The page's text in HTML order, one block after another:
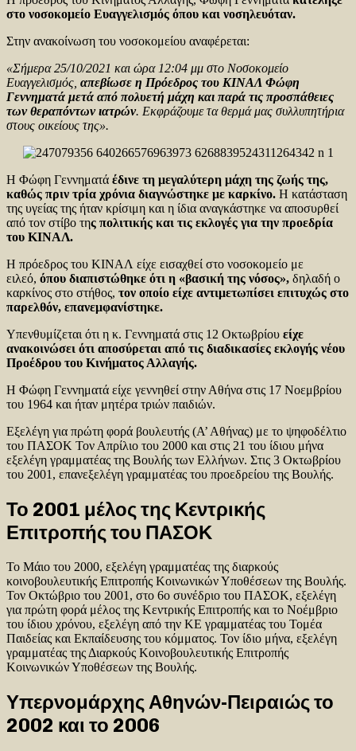
στο νοσοκομείο Ευαγγελισμός όπου και νοσηλευόταν.
Στην ανακοίνωση του νοσοκομείου αναφέρεται:
«Σήμερα 25/10/2021 και ώρα 12:04 μμ στο Νοσοκομείο
Ευαγγελισμός, απεβίωσε η Πρόεδρος του ΚΙΝΑΛ Φώφη
Γεννηματά μετά από πολυετή μάχη και παρά τις προσπάθειες
των θεραπόντων ιατρών. Εκφράζουμε τα θερμά μας συλλυπητήρια
στους οικείους της».
Η Φώφη Γεννηματά έδινε τη μεγαλύτερη μάχη της ζωής της,
καθώς πριν τρία χρόνια διαγνώστηκε με καρκίνο. Η κατάσταση
της υγείας της ήταν κρίσιμη και η ίδια αναγκάστηκε να αποσυρθεί
από τον στίβο της πολιτικής και τις εκλογές για την προεδρία
του ΚΙΝΑΛ.
Η πρόεδρος του ΚΙΝΑΛ είχε εισαχθεί στο νοσοκομείο με
ειλεό, όπου διαπιστώθηκε ότι η «βασική της νόσος», δηλαδή ο
καρκίνος στο στήθος, τον οποίο είχε αντιμετωπίσει επιτυχώς στο
παρελθόν, επανεμφανίστηκε.
Υπενθυμίζεται ότι η κ. Γεννηματά στις 12 Οκτωβρίου είχε
ανακοινώσει ότι αποσύρεται από τις διαδικασίες εκλογής νέου
Προέδρου του Κινήματος Αλλαγής.
Η Φώφη Γεννηματά είχε γεννηθεί στην Αθήνα στις 17 Νοεμβρίου
του 1964 και ήταν μητέρα τριών παιδιών.
Εξελέγη για πρώτη φορά βουλευτής (Α’ Αθήνας) με το ψηφοδέλτιο
του ΠΑΣΟΚ Τον Απρίλιο του 2000 και στις 21 του ίδιου μήνα
εξελέγη γραμματέας της Βουλής των Ελλήνων. Στις 3 Οκτωβρίου
του 2001, επανεξελέγη γραμματέας του προεδρείου της Βουλής.
Το 2001 μέλος της Κεντρικής
Επιτροπής του ΠΑΣΟΚ
Το Μάιο του 2000, εξελέγη γραμματέας της διαρκούς
κοινοβουλευτικής Επιτροπής Κοινωνικών Υποθέσεων της Βουλής.
Τον Οκτώβριο του 2001, στο 6ο συνέδριο του ΠΑΣΟΚ, εξελέγη
για πρώτη φορά μέλος της Κεντρικής Επιτροπής και το Νοέμβριο
του ίδιου χρόνου, εξελέγη από την ΚΕ γραμματέας του Τομέα
Παιδείας και Εκπαίδευσης του κόμματος. Τον ίδιο μήνα, εξελέγη
γραμματέας της Διαρκούς Κοινοβουλευτικής Επιτροπής
Κοινωνικών Υποθέσεων της Βουλής.
Υπερνομάρχης Αθηνών-Πειραιώς το
2002 και το 2006